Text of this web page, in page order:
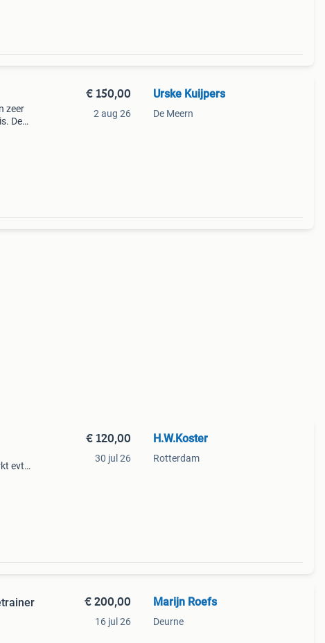
zeer
De
€ 150,00
2 aug 26
Urske Kuijpers
De Meern
evt
€ 120,00
30 jul 26
H.W.Koster
Rotterdam
€ 200,00
16 jul 26
Marijn Roefs
Deurne